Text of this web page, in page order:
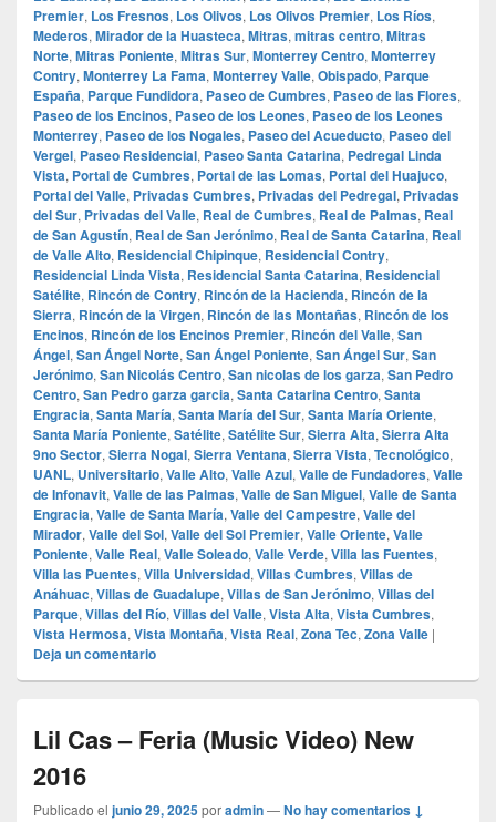
Premier, Los Fresnos, Los Olivos, Los Olivos Premier, Los Ríos,
Mederos, Mirador de la Huasteca, Mitras, mitras centro, Mitras
Norte, Mitras Poniente, Mitras Sur, Monterrey Centro, Monterrey
Contry, Monterrey La Fama, Monterrey Valle, Obispado, Parque
España, Parque Fundidora, Paseo de Cumbres, Paseo de las Flores,
Paseo de los Encinos, Paseo de los Leones, Paseo de los Leones
Monterrey, Paseo de los Nogales, Paseo del Acueducto, Paseo del
Vergel, Paseo Residencial, Paseo Santa Catarina, Pedregal Linda
Vista, Portal de Cumbres, Portal de las Lomas, Portal del Huajuco,
Portal del Valle, Privadas Cumbres, Privadas del Pedregal, Privadas
del Sur, Privadas del Valle, Real de Cumbres, Real de Palmas, Real
de San Agustín, Real de San Jerónimo, Real de Santa Catarina, Real
de Valle Alto, Residencial Chipinque, Residencial Contry,
Residencial Linda Vista, Residencial Santa Catarina, Residencial
Satélite, Rincón de Contry, Rincón de la Hacienda, Rincón de la
Sierra, Rincón de la Virgen, Rincón de las Montañas, Rincón de los
Encinos, Rincón de los Encinos Premier, Rincón del Valle, San
Ángel, San Ángel Norte, San Ángel Poniente, San Ángel Sur, San
Jerónimo, San Nicolás Centro, San nicolas de los garza, San Pedro
Centro, San Pedro garza garcia, Santa Catarina Centro, Santa
Engracia, Santa María, Santa María del Sur, Santa María Oriente,
Santa María Poniente, Satélite, Satélite Sur, Sierra Alta, Sierra Alta
9no Sector, Sierra Nogal, Sierra Ventana, Sierra Vista, Tecnológico,
UANL, Universitario, Valle Alto, Valle Azul, Valle de Fundadores, Valle
de Infonavit, Valle de las Palmas, Valle de San Miguel, Valle de Santa
Engracia, Valle de Santa María, Valle del Campestre, Valle del
Mirador, Valle del Sol, Valle del Sol Premier, Valle Oriente, Valle
Poniente, Valle Real, Valle Soleado, Valle Verde, Villa las Fuentes,
Villa las Puentes, Villa Universidad, Villas Cumbres, Villas de
Anáhuac, Villas de Guadalupe, Villas de San Jerónimo, Villas del
Parque, Villas del Río, Villas del Valle, Vista Alta, Vista Cumbres,
Vista Hermosa, Vista Montaña, Vista Real, Zona Tec, Zona Valle |
Deja un comentario
Lil Cas – Feria (Music Video) New
2016
Publicado el junio 29, 2025poradmin—No hay comentarios ↓